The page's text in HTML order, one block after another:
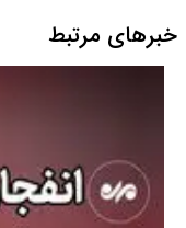
خبرهای مرتبط